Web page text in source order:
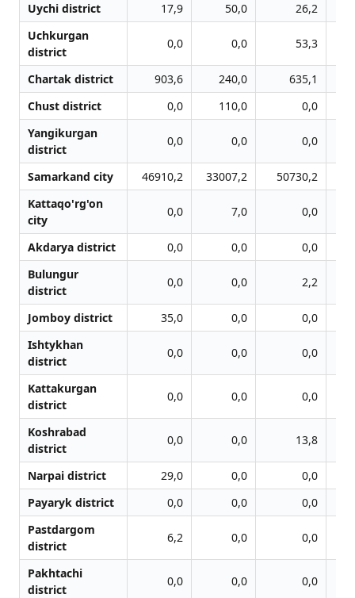
Uychi district 17,9 50,0
26,2
Uchkurgan
district
0,0 0,0 53,3
Chartak district 903,6 240,0
635,1
Chust district
0,0 110,0
0,0
Yangikurgan
district
0,0 0,0 0,0
Samarkand city 46910,2 33007,2 50730,2
Kattaqo'rg'on
city
0,0 7,0 0,0
Akdarya district 0,0 0,0
0,0
Bulungur
district
0,0 0,0 2,2
Jomboy district 35,0 0,0
0,0
Ishtykhan
district
0,0 0,0 0,0
Kattakurgan
district
0,0 0,0 0,0
Koshrabad
district
0,0 0,0 13,8
Narpai district 29,0 0,0
0,0
Payaryk district
0,0 0,0
0,0
Pastdargom
district
6,2 0,0 0,0
Pakhtachi
district
0,0 0,0 0,0